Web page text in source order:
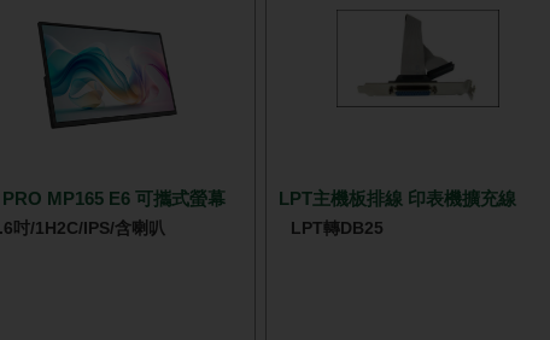
MP165 E6 可攜式螢幕
吋/1H2C/IPS/含喇叭
LPT主機板排線 印表機擴充線
LPT轉DB25